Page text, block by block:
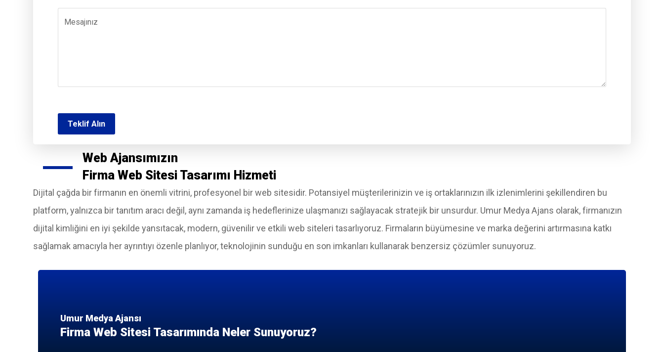
Web Ajansımızın
Firma Web Sitesi Tasarımı Hizmeti
Dijital çağda bir firmanın en önemli vitrini, profesyonel bir web sitesidir. Potansiyel müşterilerinizin ve iş ortaklarınızın ilk izlenimlerini şekillendiren bu
platform, yalnızca bir tanıtım aracı değil, aynı zamanda iş hedeflerinize ulaşmanızı sağlayacak stratejik bir unsurdur. Umur Medya Ajans olarak, firmanızın
dijital kimliğini en iyi şekilde yansıtacak, modern, güvenilir ve etkili web siteleri tasarlıyoruz. Firmaların büyümesine ve marka değerini artırmasına katkı
sağlamak amacıyla her ayrıntıyı özenle planlıyor, teknolojinin sunduğu en son imkanları kullanarak benzersiz çözümler sunuyoruz.
Umur Medya Ajansı
Firma Web Sitesi Tasarımında Neler Sunuyoruz?